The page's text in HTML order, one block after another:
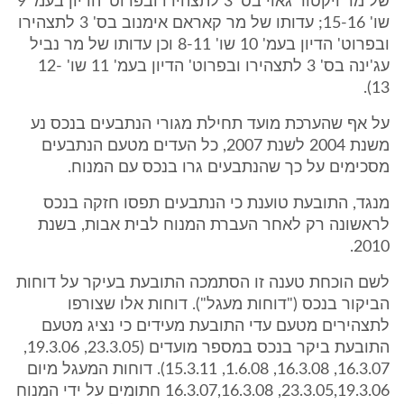
שו' 15-16; עדותו של מר קאראם אימנוב בס' 3 לתצהירו
ובפרוט' הדיון בעמ' 10 שו' 8-11 וכן עדותו של מר נביל
עג'ינה בס' 3 לתצהירו ובפרוט' הדיון בעמ' 11 שו' 12-
13).
על אף שהערכת מועד תחילת מגורי הנתבעים בנכס נע
משנת 2004 לשנת 2007, כל העדים מטעם הנתבעים
מסכימים על כך שהנתבעים גרו בנכס עם המנוח.
מנגד, התובעת טוענת כי הנתבעים תפסו חזקה בנכס
לראשונה רק לאחר העברת המנוח לבית אבות, בשנת
2010.
לשם הוכחת טענה זו הסתמכה התובעת בעיקר על דוחות
הביקור בנכס ("דוחות מעגל"). דוחות אלו שצורפו
לתצהירים מטעם עדי התובעת מעידים כי נציג מטעם
התובעת ביקר בנכס במספר מועדים (23.3.05, 19.3.06,
16.3.07, 16.3.08, 1.6.08, 15.3.11). דוחות המעגל מיום
23.3.05,19.3.06, 16.3.07,16.3.08 חתומים על ידי המנוח